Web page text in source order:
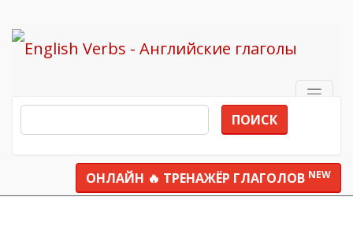
ПОИСК
ОНЛАЙН 🔥 ТРЕНАЖЁР ГЛАГОЛОВ NEW